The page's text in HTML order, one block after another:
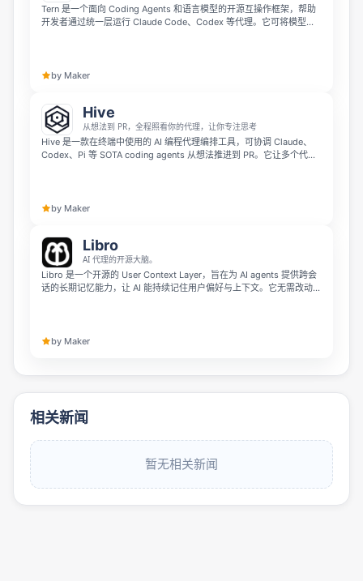
Tern 是一个面向 Coding Agents 和语言模型的开源互操作框架，帮助
开发者通过统一层运行 Claude Code、Codex 等代理。它可将模型调
by Maker
Hive
从想法到 PR，全程照看你的代理，让你专注思考
Hive 是一款在终端中使用的 AI 编程代理编排工具，可协调 Claude、
Codex、Pi 等 SOTA coding agents 从想法推进到 PR。它让多个代理
by Maker
Libro
AI 代理的开源大脑。
Libro 是一个开源的 User Context Layer，旨在为 AI agents 提供跨会
话的长期记忆能力，让 AI 能持续记住用户偏好与上下文。它无需改动现
by Maker
相关新闻
暂无相关新闻